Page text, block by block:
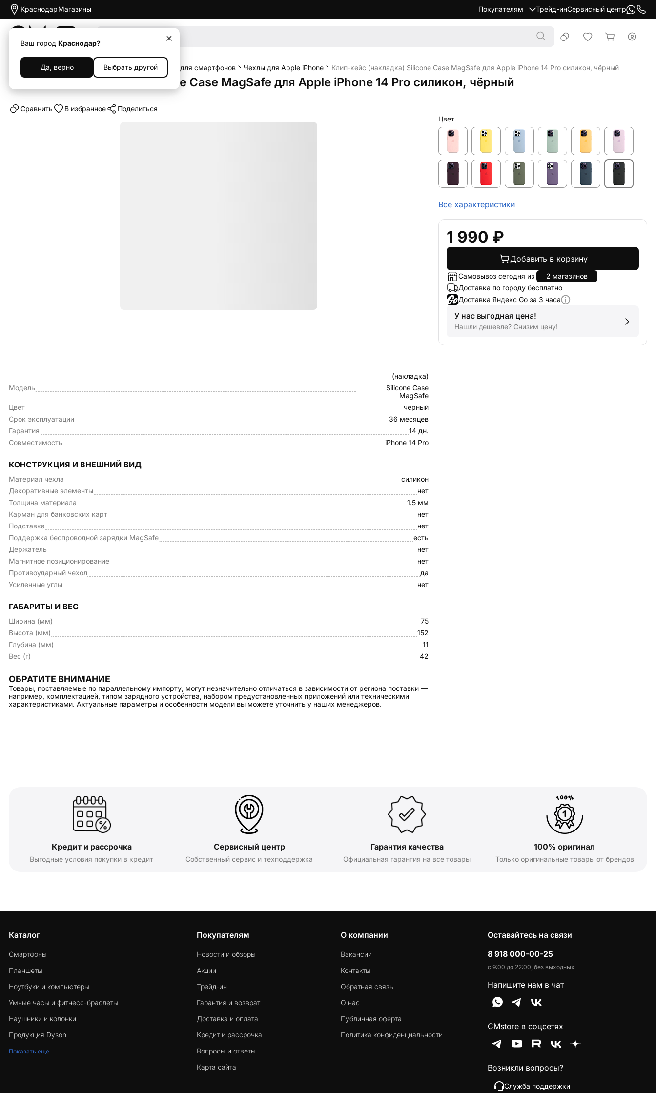
Краснодар
Ваш город Краснодар?
Да, верно Выбрать другой
Магазины Покупателям Трейд-инСервисный центр
Каталог Аксессуары Чехлы Чехлы для смартфонов Чехлы для Apple iPhone Клип-кейс (накладка) Silicone Case MagSafe для Apple iPhone 14 Pro силикон, чёрный
Клип-кейс (накладка) Silicone Case MagSafe для Apple iPhone 14 Pro силикон, чёрный
Cравнить В избранное Поделиться
(накладка)
Модель
Silicone Case
MagSafe
Цвет
чёрный
Срок эксплуатации
36 месяцев
Гарантия
14 дн.
Совместимость
iPhone 14 Pro
КОНСТРУКЦИЯ И ВНЕШНИЙ ВИД
Материал чехла
силикон
Декоративные элементы
нет
Толщина материала
1.5 мм
Карман для банковских карт
нет
Подставка
нет
Поддержка беспроводной зарядки MagSafe
есть
Держатель
нет
Магнитное позиционирование
нет
Противоударный чехол
да
Усиленные углы
нет
ГАБАРИТЫ И ВЕС
Ширина (мм)
75
Высота (мм)
152
Глубина (мм)
11
Вес (г)
42
ОБРАТИТЕ ВНИМАНИЕ
Товары, поставляемые по параллельному импорту, могут незначительно отличаться в зависимости от региона поставки —
например, комплектацией, типом зарядного устройства, набором предустановленных приложений или техническими
характеристиками. Актуальные параметры и особенности модели вы можете уточнить у наших менеджеров.
Цвет
Все характеристики
1 990 ₽
Добавить в корзину
Самовывоз сегодня из
2 магазинов
Доставка по городу бесплатно
Доставка Яндекс Go за 3 часа
У нас выгодная цена!
Нашли дешевле? Снизим цену!
Кредит и рассрочка
Выгодные условия покупки в кредит
Сервисный центр
Собственный сервис и техподдержка
Гарантия качества
Официальная гарантия на все товары
100% оригинал
Только оригинальные товары от брендов
Каталог
Смартфоны
Планшеты
Ноутбуки и компьютеры
Умные часы и фитнесс-браслеты
Наушники и колонки
Продукция Dyson
Показать еще
Покупателям
Новости и обзоры
Акции
Трейд-ин
Гарантия и возврат
Доставка и оплата
Кредит и рассрочка
Вопросы и ответы
Карта сайта
О компании
Вакансии
Контакты
Обратная связь
О нас
Публичная оферта
Политика конфиденциальности
Оставайтесь на связи
8 918 000-00-25
с 9:00 до 22:00, без выходных
Напишите нам в чат
CMstore в соцсетях
Возникли вопросы?
Служба поддержки